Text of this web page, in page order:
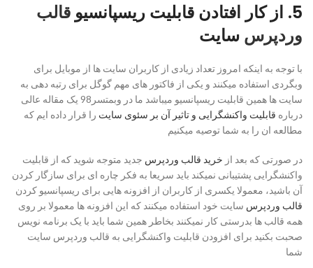
5. از کار افتادن قابلیت ریسپانسیو
قالب
وردپرس سایت
با توجه به اینکه امروز تعداد زیادی از کاربران سایت ها از موبایل برای
وبگردی استفاده میکنند و یکی از فاکتور های مهم گوگل برای رتبه دهی به
سایت ها همین قابلیت ریسپانسیو میباشد ما در وبمتسر98 یک مقاله عالی
درباره قابلیت واکنشگرایی و تاثیر آن بر سئوی سایت را قرار داده ایم که
مطالعه ان را به شما توصیه میکنیم
در صورتی که بعد از خرید قالب وردپرس جدید متوجه شوید که از قابلیت
واکنشگرایی پشتیبانی نمیکند باید سریعا به فکر چاره ای برای سازگار کردن
آن باشید، معمولا یکسری از کاربران از افزونه هایی برای ریسپانسیو کردن
قالب وردپرس سایت خود استفاده میکنند که این افزونه ها معمولا بر روی
همه قالب ها بدرستی کار نمیکنند بخاطر همین شما باید با یک برنامه نویس
صحبت بکنید برای افزودن قابلیت واکنشگرایی به قالب وردپرس سایت
شما